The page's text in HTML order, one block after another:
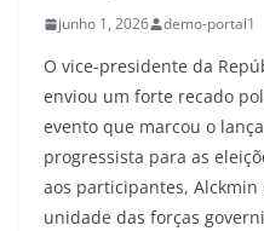
junho 1, 2026 demo-portal1
O vice-presidente da
enviou um forte recado
evento que marcou o
progressista para as
aos participantes,
unidade das forças